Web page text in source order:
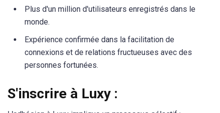
Plus d'un million d'utilisateurs enregistrés dans le
monde.
Expérience confirmée dans la facilitation de
connexions et de relations fructueuses avec des
personnes fortunées.
S'inscrire à Luxy :